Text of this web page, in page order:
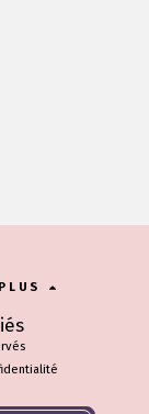
PLUS